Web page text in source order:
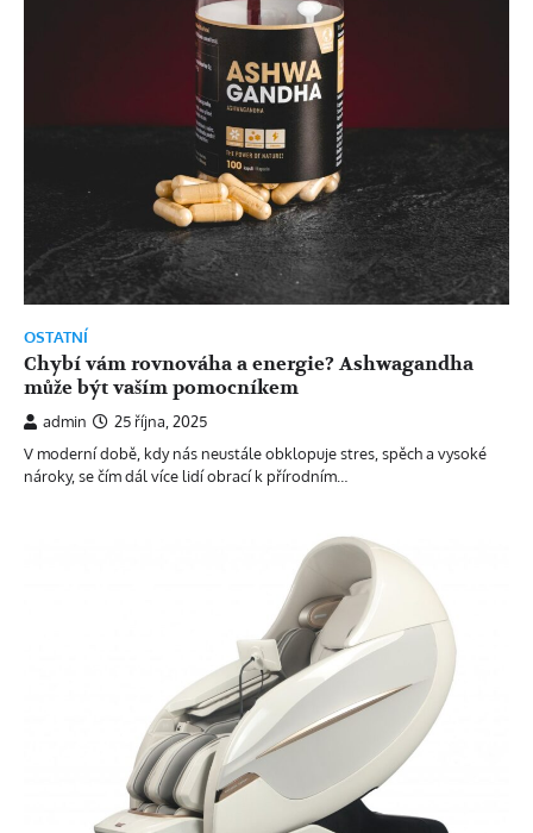
OSTATNÍ
Chybí vám rovnováha a energie? Ashwagandha
může být vaším pomocníkem
admin
25 října, 2025
V moderní době, kdy nás neustále obklopuje stres, spěch a vysoké
nároky, se čím dál více lidí obrací k přírodním…